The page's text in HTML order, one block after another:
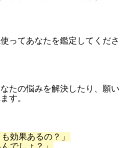
ってあなたを鑑定してくださ
たの悩みを解決したり、願い
す。
効果あるの？」